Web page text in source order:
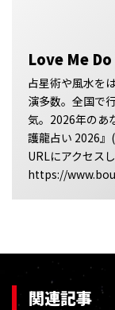
Love Me Do
占星術や風水を
演多数。全国で
気。2026年のあ
護龍占い 2026
URLにアクセス
https://
関連記事